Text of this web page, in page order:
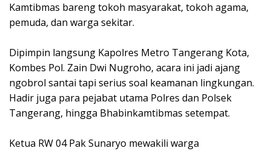
Kamtibmas bareng tokoh masyarakat, tokoh agama,
pemuda, dan warga sekitar.
Dipimpin langsung Kapolres Metro Tangerang Kota,
Kombes Pol. Zain Dwi Nugroho, acara ini jadi ajang
ngobrol santai tapi serius soal keamanan lingkungan.
Hadir juga para pejabat utama Polres dan Polsek
Tangerang, hingga Bhabinkamtibmas setempat.
Ketua RW 04 Pak Sunaryo mewakili warga